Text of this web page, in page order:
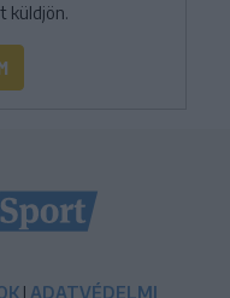
küldjön.
| ADATVÉDELMI